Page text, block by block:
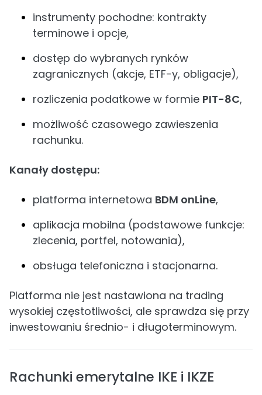
instrumenty pochodne: kontrakty
terminowe i opcje,
dostęp do wybranych rynków
zagranicznych (akcje, ETF-y, obligacje),
rozliczenia podatkowe w formie PIT-8C,
możliwość czasowego zawieszenia
rachunku.
Kanały dostępu:
platforma internetowa BDM onLine,
aplikacja mobilna (podstawowe funkcje:
zlecenia, portfel, notowania),
obsługa telefoniczna i stacjonarna.
Platforma nie jest nastawiona na trading
wysokiej częstotliwości, ale sprawdza się przy
inwestowaniu średnio- i długoterminowym.
Rachunki emerytalne IKE i IKZE